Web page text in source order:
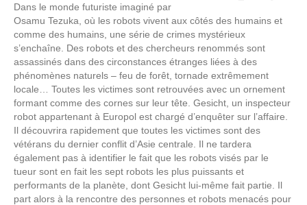
Dans le monde futuriste imaginé par
Osamu Tezuka, où les robots vivent aux côtés des humains et
comme des humains, une série de crimes mystérieux
s’enchaîne. Des robots et des chercheurs renommés sont
assassinés dans des circonstances étranges liées à des
phénomènes naturels – feu de forêt, tornade extrêmement
locale… Toutes les victimes sont retrouvées avec un ornement
formant comme des cornes sur leur tête. Gesicht, un inspecteur
robot appartenant à Europol est chargé d’enquêter sur l’affaire.
Il découvrira rapidement que toutes les victimes sont des
vétérans du dernier conflit d’Asie centrale. Il ne tardera
également pas à identifier le fait que les robots visés par le
tueur sont en fait les sept robots les plus puissants et
performants de la planète, dont Gesicht lui-même fait partie. Il
part alors à la rencontre des personnes et robots menacés pour